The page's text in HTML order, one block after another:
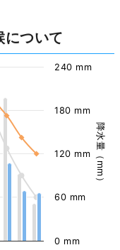
について
降水量（mm）
0 mm
60 mm
120 mm
180 mm
240 mm